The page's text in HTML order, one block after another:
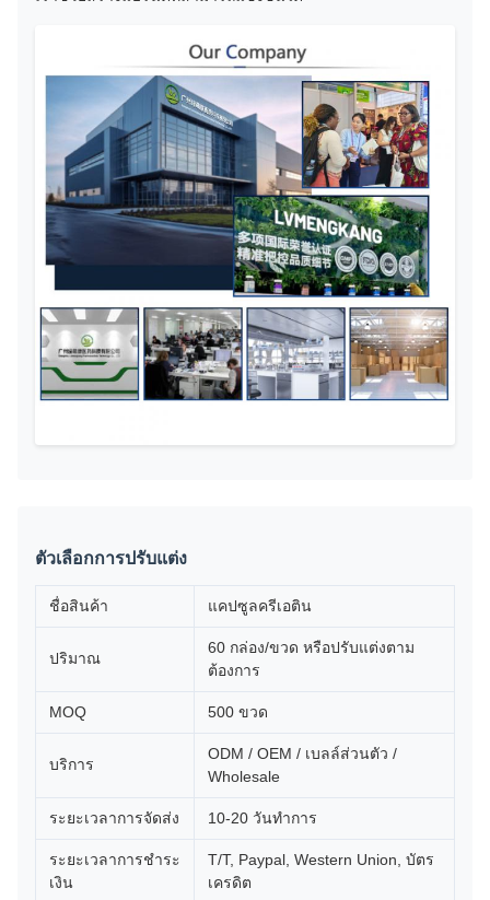
ตัวเลือกการปรับแต่ง
ชื่อสินค้า แคปซูลครีเอติน
ปริมาณ
60 กล่อง/ขวด หรือปรับแต่งตาม
ต้องการ
MOQ 500 ขวด
บริการ
ODM / OEM / เบลล์ส่วนตัว /
Wholesale
ระยะเวลาการจัดส่ง 10-20 วันทําการ
ระยะเวลาการชําระ
เงิน
T/T, Paypal, Western Union, บัตร
เครดิต